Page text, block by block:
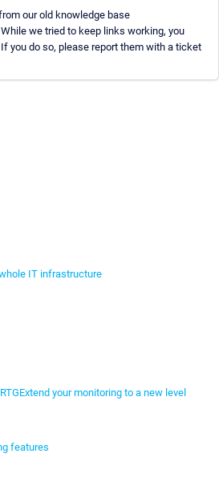
our old knowledge base
we tried to keep links working, you
you do so, please report them with a ticket
IT infrastructure
Extend your monitoring to a new level
features